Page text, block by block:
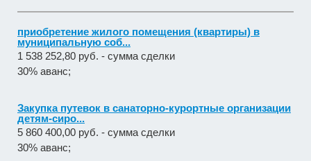
приобретение жилого помещения (квартиры) в
муниципальную соб...
1 538 252,80 руб. - сумма сделки
30% аванс;
Закупка путевок в санаторно-курортные организации
детям-сиро...
5 860 400,00 руб. - сумма сделки
30% аванс;